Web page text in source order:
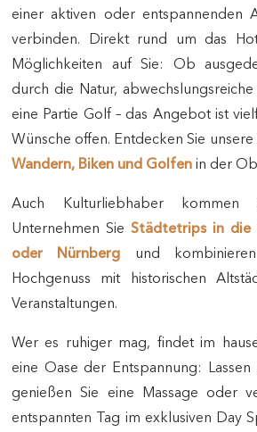
einer aktiven oder entspannenden
verbinden. Direkt rund um das
Möglichkeiten auf Sie: Ob
durch die Natur,
eine Partie Golf – das Angebot ist
Wünsche offen. Entdecken Sie
Wandern, Biken und Golfen in der
Auch Kulturliebhaber
Unternehmen Sie Städtetrips in die
oder Nürnberg und
Hochgenuss mit historischen
Veranstaltungen.
Wer es ruhiger mag, findet im
eine Oase der Entspannung: Lassen
genießen Sie eine Massage oder
entspannten Tag im exklusiven Day